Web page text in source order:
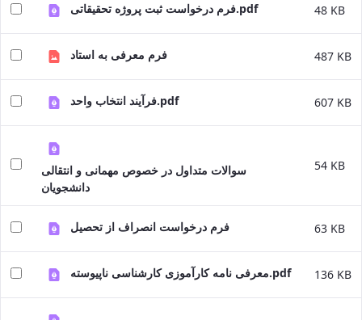
فرم درخواست ثبت پروژه تحقیقاتی.pdf 48 KB
فرم معرفی به استاد 487 KB
فرآیند انتخاب واحد.pdf 607 KB
سوالات متداول در خصوص مهمانی و انتقالی
دانشجویان
54 KB
فرم درخواست انصراف از تحصیل 63 KB
معرفی نامه کارآموزی کارشناسی ناپیوسته.pdf 136 KB